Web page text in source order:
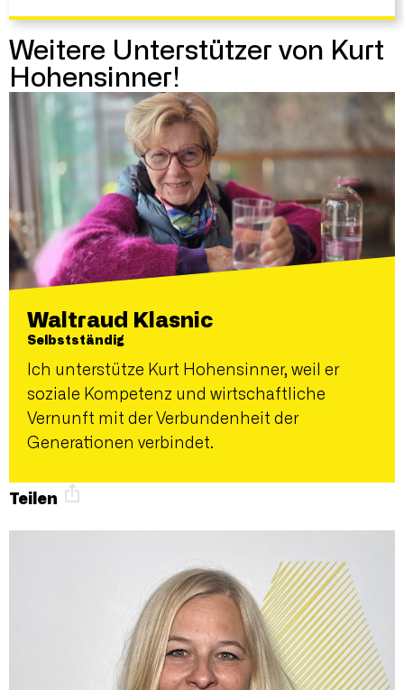
Weitere Unterstützer von Kurt
Hohensinner!
Waltraud Klasnic
Selbstständig
Ich unterstütze Kurt Hohensinner, weil er
soziale Kompetenz und wirtschaftliche
Vernunft mit der Verbundenheit der
Generationen verbindet.
Teilen